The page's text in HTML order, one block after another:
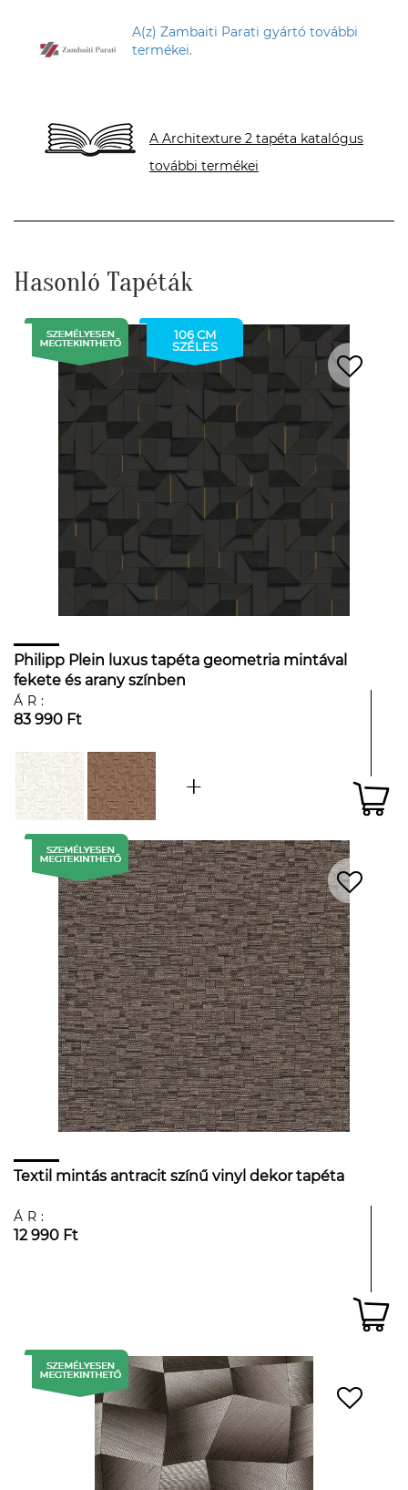
A(z) Zambaiti Parati gyártó további
termékei.
A Architexture 2 tapéta katalógus
további termékei
Hasonló Tapéták
106 CM
SZÉLES
Philipp Plein luxus tapéta geometria mintával
fekete és arany színben
ÁR:
83 990 Ft
Textil mintás antracit színű vinyl dekor tapéta
ÁR:
12 990 Ft